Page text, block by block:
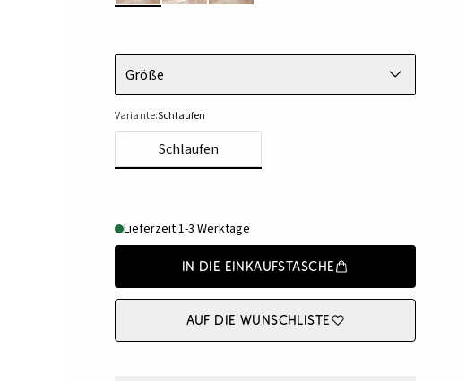
Größe
Variante:Schlaufen
Schlaufen
Lieferzeit 1-3 Werktage
In die Einkaufstasche
Auf die Wunschliste